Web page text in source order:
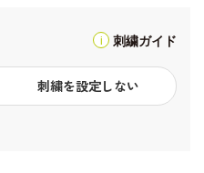
刺繍ガイド
刺繍を設定しない